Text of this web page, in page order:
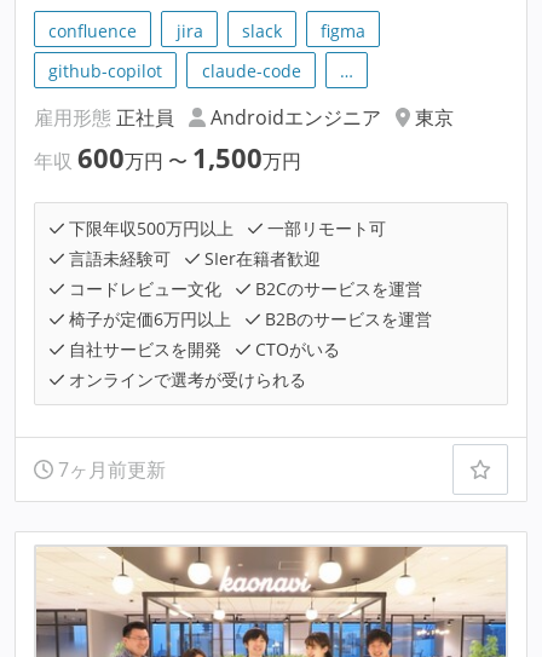
confluence jira slack
figma
github-copilot
claude-code …
雇用形態 正社員 Androidエンジニア
東京
年収 600万円 〜 1,500万円
下限年収500万円以上
一部リモート可
言語未経験可
SIer在籍者歓迎
コードレビュー文化
B2Cのサービスを運営
椅子が定価6万円以上
B2Bのサービスを運営
自社サービスを開発
CTOがいる
オンラインで選考が受けられる
7ヶ月前更新